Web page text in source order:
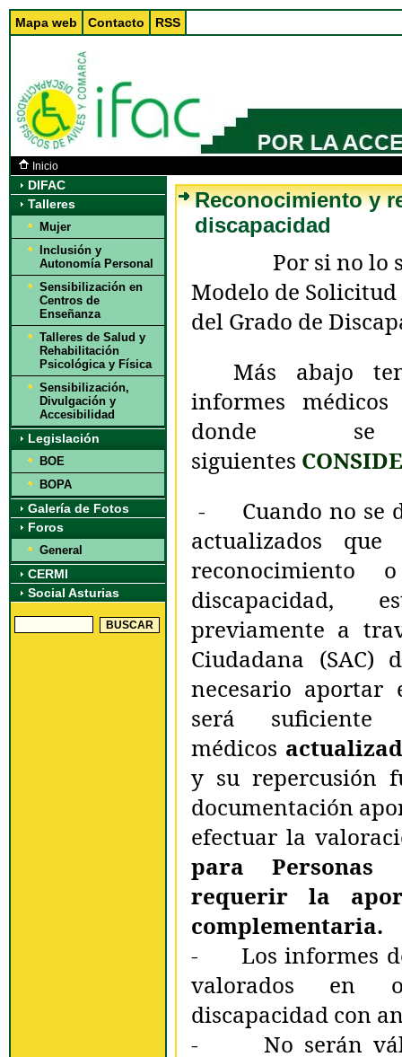
Mapa web Contacto RSS
Inicio
DIFAC
Talleres
Mujer
Inclusión y
Autonomía Personal
Sensibilización en
Centros de
Enseñanza
Talleres de Salud y
Rehabilitación
Psicológica y Física
Sensibilización,
Divulgación y
Accesibilidad
Legislación
BOE
BOPA
Galería de Fotos
Foros
General
CERMI
Social Asturias
Reconocimiento y
discapacidad
Por si no lo
Modelo de
del Grado de
Más abajo
informes
donde se
siguientes
- Cuando no se
actualizados
discapacidad,
previamente a
Ciudadana
necesario
será suficiente
médicos
y su repercusión
documentación
efectuar la
para Personas
requerir la
complementaria.
- Los informes
valorados en
discapacidad con
- No serán